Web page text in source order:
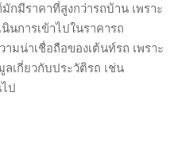
กมีราคาที่สูงกว่ารถบ้าน เพราะ
นการเข้าไปในราคารถ
มน่าเชื่อถือของเต้นท์รถ เพราะ
เกี่ยวกับประวัติรถ เช่น
ป